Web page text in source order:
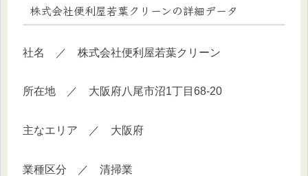
株式会社便利屋若葉クリーンの詳細データ
社名 ／ 株式会社便利屋若葉クリーン
所在地 ／ 大阪府八尾市沼1丁目68-20
主なエリア ／ 大阪府
業種区分 ／ 清掃業